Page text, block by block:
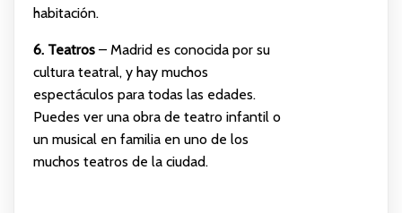
habitación.
6. Teatros– Madrid es conocida por su
cultura teatral, y hay muchos
espectáculos para todas las edades.
Puedes ver una obra de teatro infantil o
un musical en familia en uno de los
muchos teatros de la ciudad.